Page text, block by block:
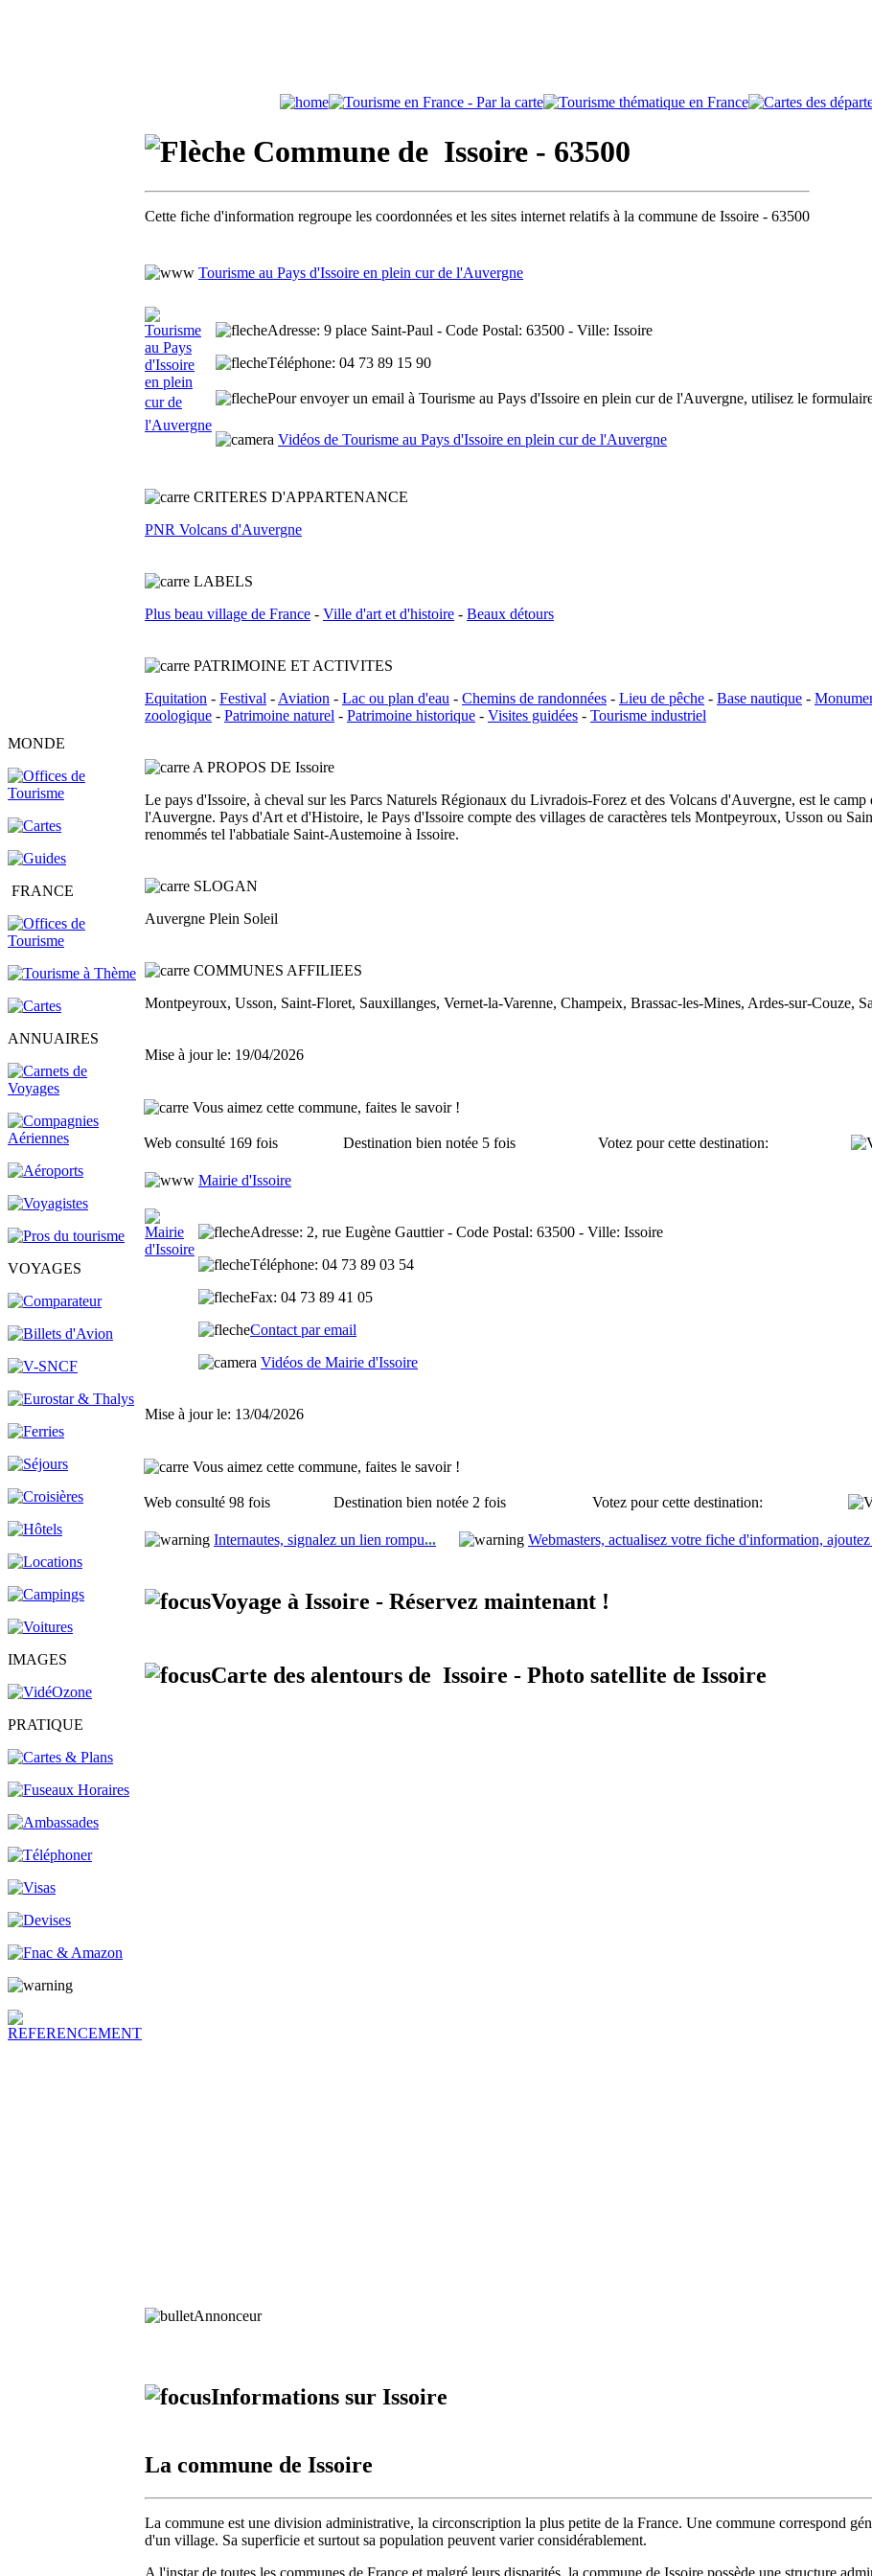
MONDE
FRANCE
ANNUAIRES
VOYAGES
IMAGES
PRATIQUE
Commune de Issoire - 63500
Cette fiche d'information regroupe les coordonnées et les sites internet relatifs à la commune de Issoire - 63500
Tourisme au Pays d'Issoire en plein cur de l'Auvergne
Adresse: 9 place Saint-Paul - Code Postal: 63500 - Ville: Issoire
Téléphone: 04 73 89 15 90
Pour envoyer un email à Tourisme au Pays d'Issoire en plein cur de l'Auvergne, utilisez le
Vidéos de Tourisme au Pays d'Issoire en plein cur de l'Auvergne
CRITERES D'APPARTENANCE
PNR Volcans d'Auvergne
LABELS
Plus beau village de France - Ville d'art et d'histoire - Beaux détours
PATRIMOINE ET ACTIVITES
Equitation - Festival - Aviation - Lac ou plan d'eau - Chemins de randonnées - Lieu de pêche - Base nautique -
zoologique - Patrimoine naturel - Patrimoine historique - Visites guidées - Tourisme industriel
A PROPOS DE Issoire
Le pays d'Issoire, à cheval sur les Parcs Naturels Régionaux du Livradois-Forez et des Volcans d'Auvergne, est le
l'Auvergne. Pays d'Art et d'Histoire, le Pays d'Issoire compte des villages de caractères tels Montpeyroux, Usson ou
renommés tel l'abbatiale Saint-Austemoine à Issoire.
SLOGAN
Auvergne Plein Soleil
COMMUNES AFFILIEES
Montpeyroux, Usson, Saint-Floret, Sauxillanges, Vernet-la-Varenne, Champeix, Brassac-les-Mines, Ardes-sur-Couze,
Mise à jour le: 19/04/2026
Vous aimez cette commune, faites le savoir !
Web consulté 169 fois Destination bien notée 5 fois Votez pour cette destination:
Mairie d'Issoire
Adresse: 2, rue Eugène Gauttier - Code Postal: 63500 - Ville: Issoire
Téléphone: 04 73 89 03 54
Fax: 04 73 89 41 05
Contact par email
Vidéos de Mairie d'Issoire
Mise à jour le: 13/04/2026
Vous aimez cette commune, faites le savoir !
Web consulté 98 fois Destination bien notée 2 fois Votez pour cette destination:
Internautes, signalez un lien rompu... Webmasters, actualisez votre fiche d'information,
Voyage à Issoire - Réservez maintenant !
Carte des alentours de Issoire - Photo satellite de Issoire
Annonceur
Informations sur Issoire
La commune de Issoire
La commune est une division administrative, la circonscription la plus petite de la France. Une commune correspond
d'un village. Sa superficie et surtout sa population peuvent varier considérablement.
A l'instar de toutes les communes de France et malgré leurs disparités, la commune de Issoire possède une structure